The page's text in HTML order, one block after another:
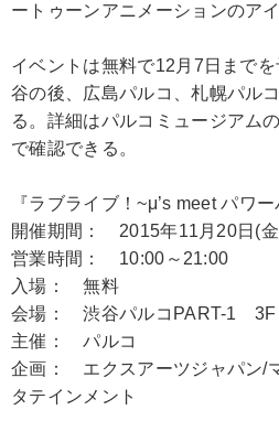
ートゥーンアニメーションのア
イベントは無料で12月7日まで
谷の後、広島パルコ、札幌パル
る。詳細はパルコミュージアム
で確認できる。
『ラブライブ！~μ’s meet パワ
開催期間： 2015年11月20日(
営業時間： 10:00～21:00
入場： 無料
会場： 渋谷パルコPART-1
主催： パルコ
企画： エクスアーツジャパン/
タテインメント